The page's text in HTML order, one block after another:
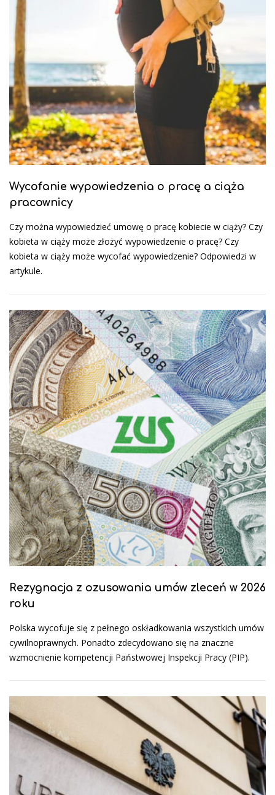
Wycofanie wypowiedzenia o pracę a ciąża
pracownicy
Czy można wypowiedzieć umowę o pracę kobiecie w ciąży? Czy
kobieta w ciąży może złożyć wypowiedzenie o pracę? Czy
kobieta w ciąży może wycofać wypowiedzenie? Odpowiedzi w
artykule.
Rezygnacja z ozusowania umów zleceń w 2026
roku
Polska wycofuje się z pełnego oskładkowania wszystkich umów
cywilnoprawnych. Ponadto zdecydowano się na znaczne
wzmocnienie kompetencji Państwowej Inspekcji Pracy (PIP).